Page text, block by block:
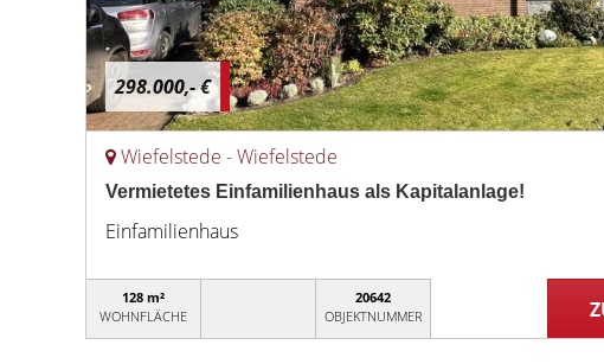
298.000,- €
Wiefelstede - Wiefelstede
Vermietetes Einfamilienhaus als Kapitalanlage!
Einfamilienhaus
128 m²
WOHNFLÄCHE
20642
OBJEKTNUMMER